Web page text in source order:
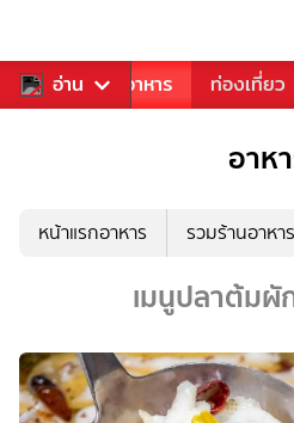
อ่าน
การเพลง อาหาร ท่องเที่ยว
อาห
หน้าแรกอาหาร รวมร้านอาหา
เมนูปลาต้ม